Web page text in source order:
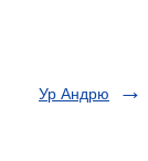
Ур Андрю